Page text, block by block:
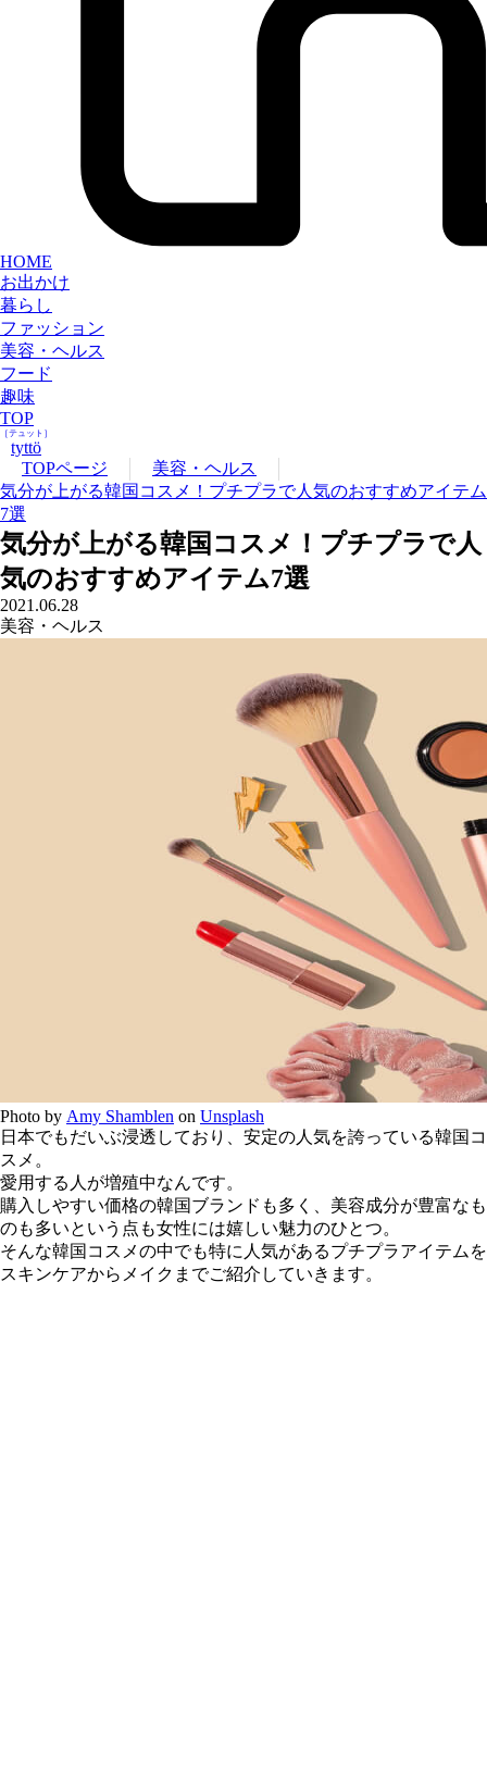
HOME
お出かけ
暮らし
ファッション
美容・ヘルス
フード
趣味
TOP
tyttö
［テュット］
TOPページ
美容・ヘルス
気分が上がる韓国コスメ！プチプラで人気のおすすめアイテム
7選
気分が上がる韓国コスメ！プチプラで人
気のおすすめアイテム7選
2021.06.28
美容・ヘルス
Photo by Amy Shamblen on Unsplash
日本でもだいぶ浸透しており、安定の人気を誇っている韓国コ
スメ 。
愛用する人が増殖中なんです。
購入しやすい価格の韓国ブランドも多く、美容成分が豊富なも
のも多いという点も女性には嬉しい魅力のひとつ。
そんな韓国コスメの中でも特に人気があるプチプラアイテムを
スキンケアからメイクまでご紹介していきます。